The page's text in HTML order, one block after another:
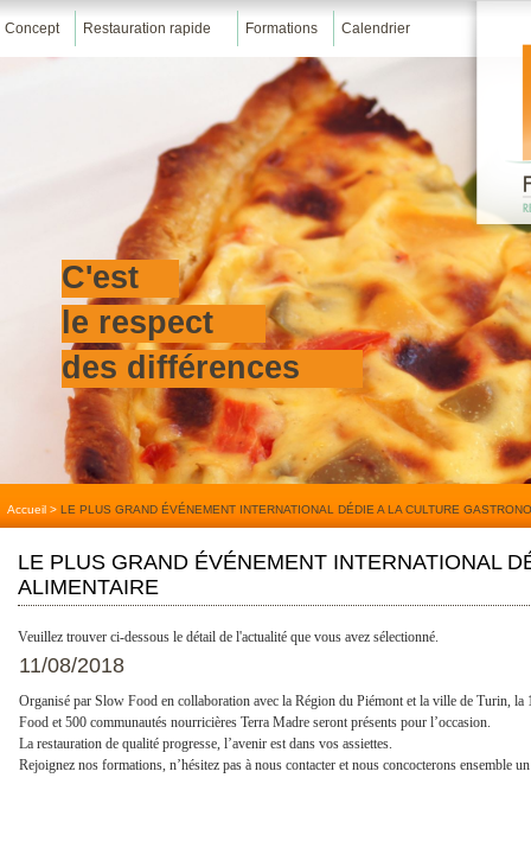
Concept Restauration rapide Formations Calendrier
C'est
le respect
des différences
Accueil > LE PLUS GRAND ÉVÉNEMENT INTERNATIONAL DÉDIE A LA CULTURE
LE PLUS GRAND ÉVÉNEMENT INTERNATIONAL
ALIMENTAIRE
Veuillez trouver ci-dessous le détail de l'actualité que vous avez sélectionné.
11/08/2018
Organisé par Slow Food en collaboration avec la Région du Piémont et la ville de Turin,
Food et 500 communautés nourricières Terra Madre seront présents pour l’occasion.
La restauration de qualité progresse, l’avenir est dans vos assiettes.
Rejoignez nos formations, n’hésitez pas à nous contacter et nous concocterons ensemble